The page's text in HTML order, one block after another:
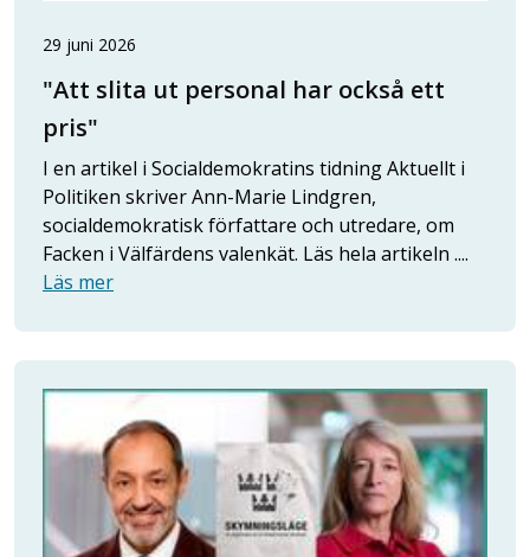
29 juni 2026
"Att slita ut personal har också ett
pris"
I en artikel i Socialdemokratins tidning Aktuellt i
Politiken skriver Ann-Marie Lindgren,
socialdemokratisk författare och utredare, om
Facken i Välfärdens valenkät. Läs hela artikeln ....
Läs mer